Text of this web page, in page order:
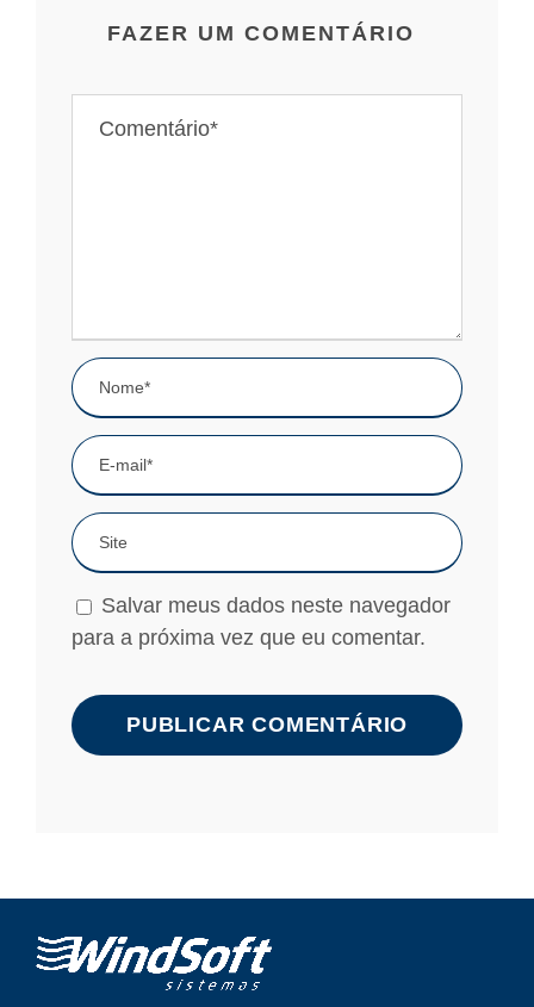
FAZER UM COMENTÁRIO
Salvar meus dados neste navegador
para a próxima vez que eu comentar.
n